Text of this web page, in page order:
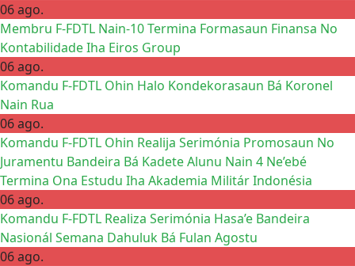
06 ago.
Membru F-FDTL Nain-10 Termina Formasaun Finansa No
Kontabilidade Iha Eiros Group
06 ago.
Komandu F-FDTL Ohin Halo Kondekorasaun Bá Koronel
Nain Rua
06 ago.
Komandu F-FDTL Ohin Realija Serimónia Promosaun No
Juramentu Bandeira Bá Kadete Alunu Nain 4 Ne’ebé
Termina Ona Estudu Iha Akademia Militár Indonésia
06 ago.
Komandu F-FDTL Realiza Serimónia Hasa’e Bandeira
Nasionál Semana Dahuluk Bá Fulan Agostu
06 ago.